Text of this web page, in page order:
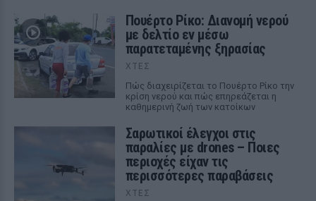
Πουέρτο Ρίκο: Διανομή νερού
με δελτίο εν μέσω
παρατεταμένης ξηρασίας
ΧΤΕΣ
Πώς διαχειρίζεται το Πουέρτο Ρίκο την
κρίση νερού και πώς επηρεάζεται η
καθημερινή ζωή των κατοίκων
Σαρωτικοί έλεγχοι στις
παραλίες με drones – Ποιες
περιοχές είχαν τις
περισσότερες παραβάσεις
ΧΤΕΣ